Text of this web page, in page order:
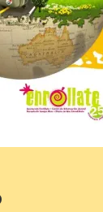
la
de
de
de
y social
millones
de